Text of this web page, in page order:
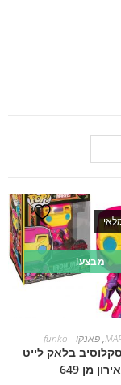
מבצע!
מידע נוסף
,פאנקו - funko
בלאק לייט
אירון מן 649